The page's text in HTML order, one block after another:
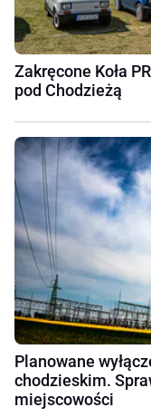
Zakręcone Koła
pod Chodzieżą
Planowane
chodzieskim.
miejscowości